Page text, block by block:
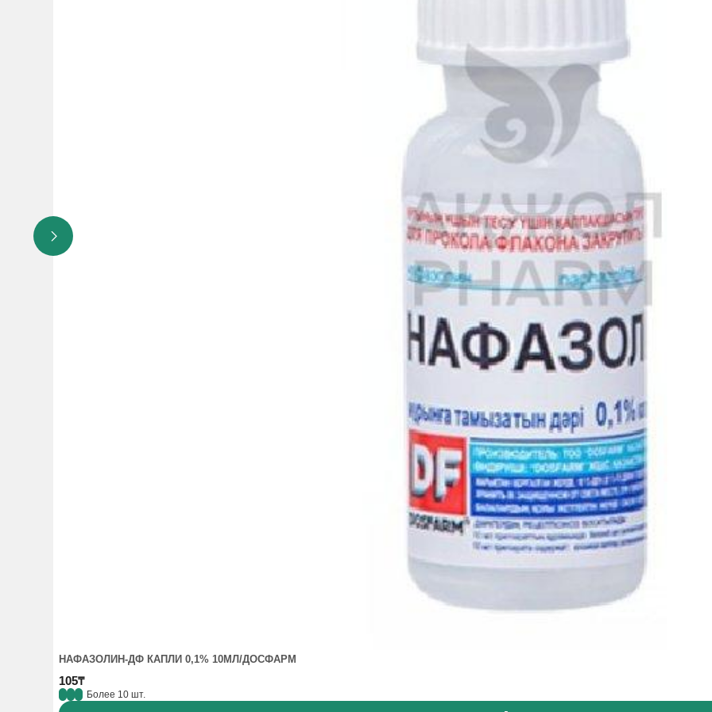
НАФАЗОЛИН-ДФ КАПЛИ 0,1% 10МЛ/ДОСФАРМ
105₸
Более 10 шт.